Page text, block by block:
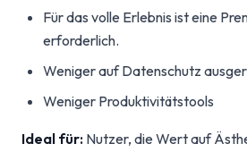
Für das volle Erlebnis ist eine
erforderlich.
Weniger auf Datenschutz
Weniger Produktivitätstools
Ideal für: Nutzer, die Wert auf